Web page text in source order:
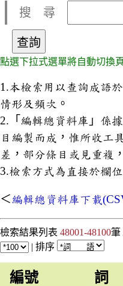
搜 尋
點選下拉式選單將自動切換
1.本檢索用以查詢成語
情形及頻次。
2.「編輯總資料庫」係
目編製而成，惟所收工
差，部分條目或見重複
3.檢索方式為直接於欄
＜編輯總資料庫下載
檢索結果列表 48001-48100筆
| 排序
編號 詞